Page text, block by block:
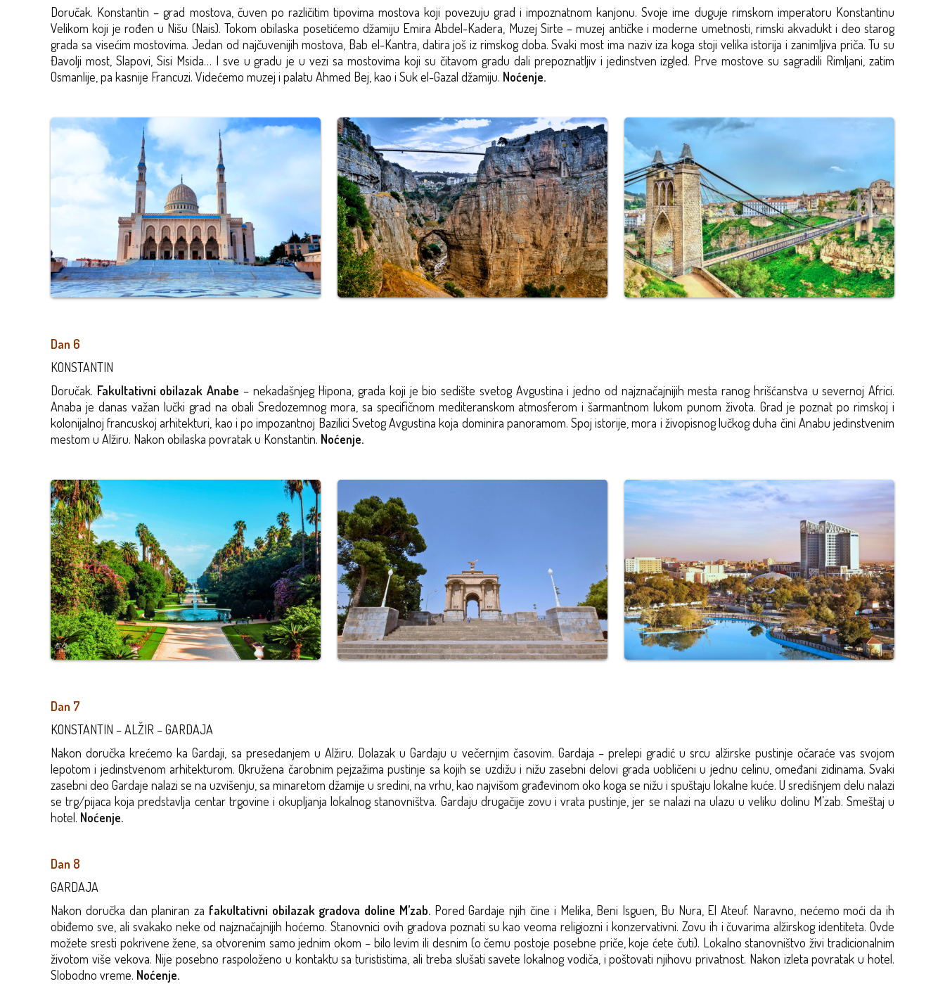
Doručak. Konstantin – grad mostova, čuven po različitim tipovima mostova koji povezuju grad i impoznatnom kanjonu. Svoje ime duguje rimskom imperatoru Konstantinu
Velikom koji je rođen u Nišu (Nais). Tokom obilaska posetićemo džamiju Emira Abdel-Kadera, Muzej Sirte – muzej antičke i moderne umetnosti, rimski akvadukt i deo starog
grada sa visećim mostovima. Jedan od najčuvenijih mostova, Bab el-Kantra, datira još iz rimskog doba. Svaki most ima naziv iza koga stoji velika istorija i zanimljiva priča. Tu su
Đavolji most, Slapovi, Sisi Msida… I sve u gradu je u vezi sa mostovima koji su čitavom gradu dali prepoznatljiv i jedinstven izgled. Prve mostove su sagradili Rimljani, zatim
Osmanlije, pa kasnije Francuzi. Videćemo muzej i palatu Ahmed Bej, kao i Suk el-Gazal džamiju. Noćenje.
Dan 6
KONSTANTIN
Doručak. Fakultativni obilazak Anabe – nekadašnjeg Hipona, grada koji je bio sedište svetog Avgustina i jedno od najznačajnijih mesta ranog hrišćanstva u severnoj Africi.
Anaba je danas važan lučki grad na obali Sredozemnog mora, sa specifičnom mediteranskom atmosferom i šarmantnom lukom punom života. Grad je poznat po rimskoj i
kolonijalnoj francuskoj arhitekturi, kao i po impozantnoj Bazilici Svetog Avgustina koja dominira panoramom. Spoj istorije, mora i živopisnog lučkog duha čini Anabu jedinstvenim
mestom u Alžiru. Nakon obilaska povratak u Konstantin. Noćenje.
Dan 7
KONSTANTIN – ALŽIR – GARDAJA
Nakon doručka krećemo ka Gardaji, sa presedanjem u Alžiru. Dolazak u Gardaju u večernjim časovim. Gardaja – prelepi gradić u srcu alžirske pustinje očaraće vas svojom
lepotom i jedinstvenom arhitekturom. Okružena čarobnim pejzažima pustinje sa kojih se uzdižu i nižu zasebni delovi grada uobličeni u jednu celinu, omeđani zidinama. Svaki
zasebni deo Gardaje nalazi se na uzvišenju, sa minaretom džamije u sredini, na vrhu, kao najvišom građevinom oko koga se nižu i spuštaju lokalne kuće. U središnjem delu nalazi
se trg/pijaca koja predstavlja centar trgovine i okupljanja lokalnog stanovništva. Gardaju drugačije zovu i vrata pustinje, jer se nalazi na ulazu u veliku dolinu M’zab. Smeštaj u
hotel. Noćenje.
Dan 8
GARDAJA
Nakon doručka dan planiran za fakultativni obilazak gradova doline M’zab.Pored Gardaje njih čine i Melika, Beni Isguen, Bu Nura, El Ateuf. Naravno, nećemo moći da ih
obiđemo sve, ali svakako neke od najznačajnijih hoćemo. Stanovnici ovih gradova poznati su kao veoma religiozni i konzervativni. Zovu ih i čuvarima alžirskog identiteta. Ovde
možete sresti pokrivene žene, sa otvorenim samo jednim okom – bilo levim ili desnim (o čemu postoje posebne priče, koje ćete čuti). Lokalno stanovništvo živi tradicionalnim
životom više vekova. Nije posebno raspoloženo u kontaktu sa turististima, ali treba slušati savete lokalnog vodiča, i poštovati njihovu privatnost. Nakon izleta povratak u hotel.
Slobodno vreme. Noćenje.